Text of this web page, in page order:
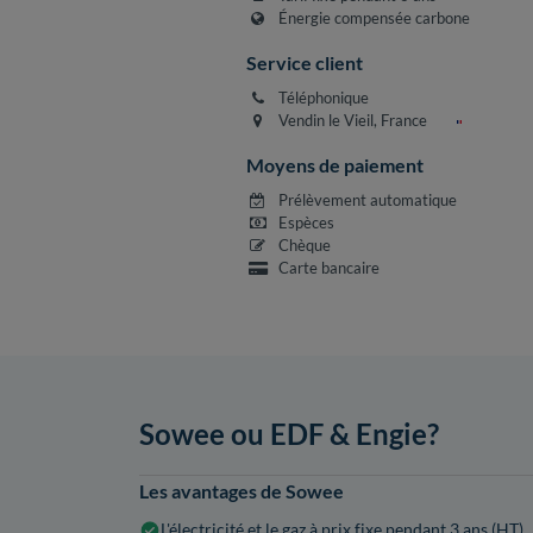
Énergie compensée carbone
Service client
Téléphonique
Vendin le Vieil, France
Moyens de paiement
Prélèvement automatique
Espèces
Chèque
Carte bancaire
Sowee ou EDF & Engie?
Les avantages de Sowee
L'électricité et le gaz à prix fixe pendant 3 ans (HT)